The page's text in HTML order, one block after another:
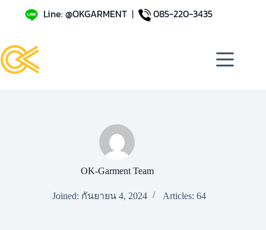
Line: @OKGARMENT| 085-220-3435
OK-Garment Team
Joined: กันยายน 4, 2024 Articles: 64